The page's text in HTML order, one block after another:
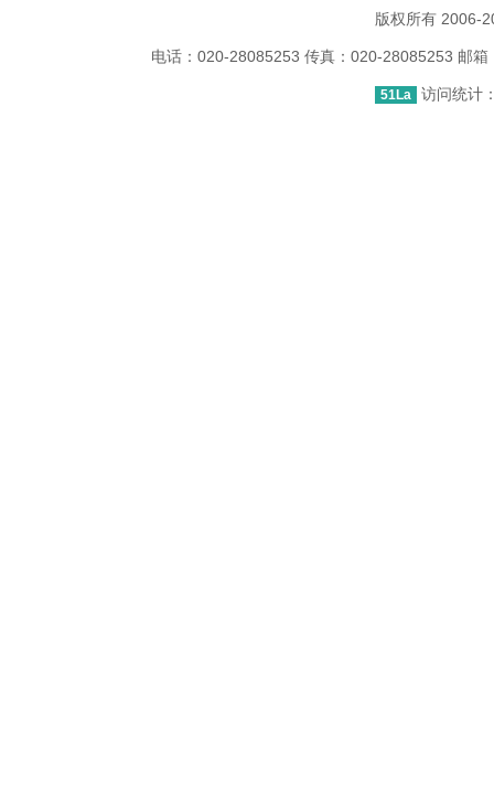
版权所有 2006-
电话：020-28085253 传真：020-28085253 邮
51La 访问统计